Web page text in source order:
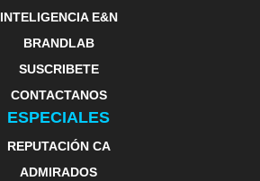
INTELIGENCIA E&N
BRANDLAB
SUSCRIBETE
CONTACTANOS
ESPECIALES
REPUTACIÓN CA
ADMIRADOS